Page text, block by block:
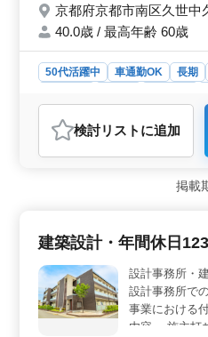
充実◎ 皆様の
す！
京都府京都市南区久世中
40.0歳 / 最高年齢 60歳
50代活躍中 車通勤OK 長期
自動車整備
おすすめポイント
＜シニア層が活躍する整備
位置する自動車販売店では
持つシニア層の方々が活躍し
きやすさ＞ 点検整備や車検
ることができます。国産車や
な車種に関わりながら、技術
す。残業が少ないため、仕事
れます。 ＜ベテラン経験
検討リスト に追加
掲載
建築設計・年間休日
設計事務所で
事業における
内容 ・施主打